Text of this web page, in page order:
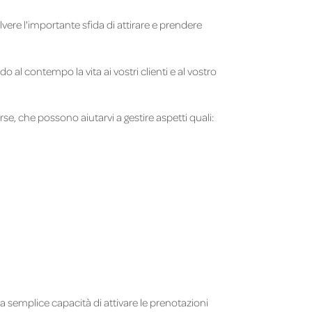
l'importante sfida di attirare e prendere
al contempo la vita ai vostri clienti e al vostro
che possono aiutarvi a gestire aspetti quali:
semplice capacità di attivare le prenotazioni